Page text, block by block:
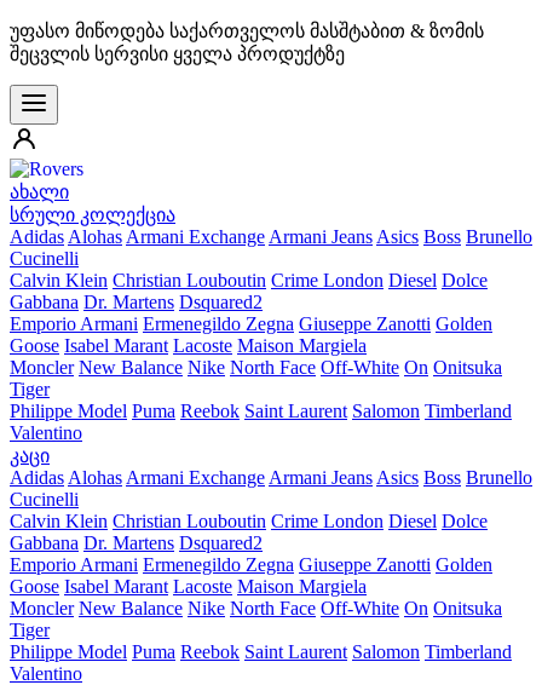
უფასო მიწოდება საქართველოს მასშტაბით & ზომის
შეცვლის სერვისი ყველა პროდუქტზე
ახალი
სრული კოლექცია
Adidas Alohas Armani Exchange Armani Jeans Asics Boss Brunello
Cucinelli
Calvin Klein Christian Louboutin Crime London Diesel Dolce
Gabbana Dr. Martens Dsquared2
Emporio Armani Ermenegildo Zegna Giuseppe Zanotti Golden
Goose Isabel Marant Lacoste Maison Margiela
Moncler New Balance Nike North Face Off-White On Onitsuka
Tiger
Philippe Model Puma Reebok Saint Laurent Salomon Timberland
Valentino
კაცი
Adidas Alohas Armani Exchange Armani Jeans Asics Boss Brunello
Cucinelli
Calvin Klein Christian Louboutin Crime London Diesel Dolce
Gabbana Dr. Martens Dsquared2
Emporio Armani Ermenegildo Zegna Giuseppe Zanotti Golden
Goose Isabel Marant Lacoste Maison Margiela
Moncler New Balance Nike North Face Off-White On Onitsuka
Tiger
Philippe Model Puma Reebok Saint Laurent Salomon Timberland
Valentino